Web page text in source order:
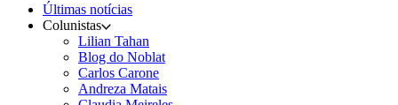
Últimas notícias
Colunistas
Lilian Tahan
Blog do Noblat
Carlos Carone
Andreza Matais